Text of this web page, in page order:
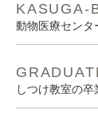
KASUGA-
動物医療センタ
しつけ教室の卒